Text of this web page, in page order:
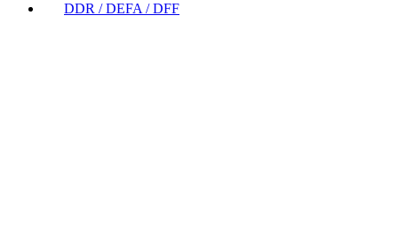
DDR / DEFA / DFF